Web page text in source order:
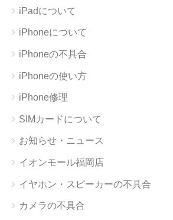
iPadについて
iPhoneについて
iPhoneの不具合
iPhoneの使い方
iPhone修理
SIMカードについて
お知らせ・ニュース
イオンモール福岡店
イヤホン・スピーカーの不具合
カメラの不具合